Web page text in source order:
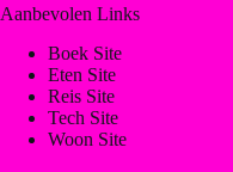
Aanbevolen Links
Boek Site
Eten Site
Reis Site
Tech Site
Woon Site